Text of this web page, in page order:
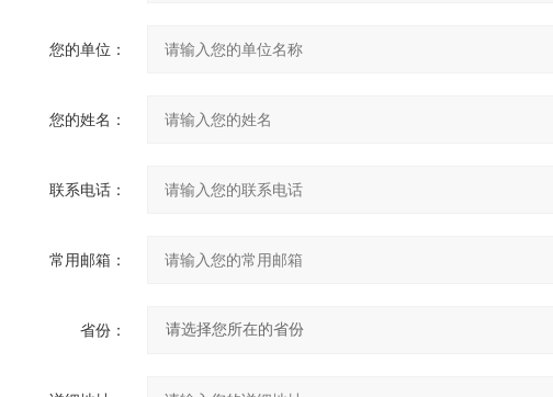
您的单位：
您的姓名：
联系电话：
常用邮箱：
省份：